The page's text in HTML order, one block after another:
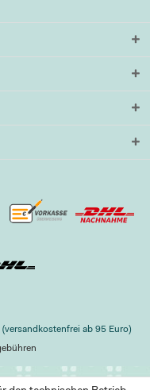
(versandkostenfrei ab 95 Euro)